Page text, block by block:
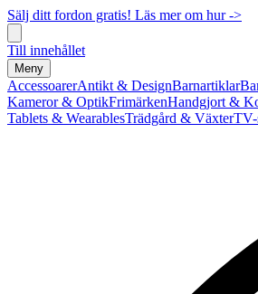
Sälj ditt fordon gratis! Läs mer om hur ->
Till innehållet
Meny
AccessoarerAntikt & DesignBarnartiklar
Kameror & OptikFrimärkenHandgjort &
Tablets & WearablesTrädgård & VäxterTV-